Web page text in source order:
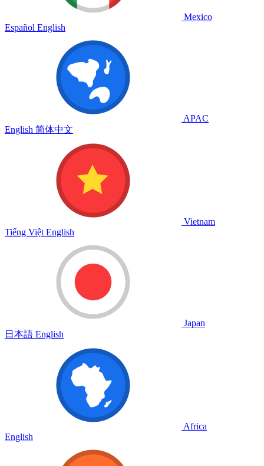
Mexico
Español English
APAC
English 简体中文
Vietnam
Tiếng Việt English
Japan
日本語 English
Africa
English